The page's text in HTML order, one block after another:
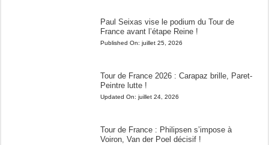
Paul Seixas vise le podium du Tour de
France avant l’étape Reine !
Published On: juillet 25, 2026
Tour de France 2026 : Carapaz brille, Paret-
Peintre lutte !
Updated On: juillet 24, 2026
Tour de France : Philipsen s’impose à
Voiron, Van der Poel décisif !